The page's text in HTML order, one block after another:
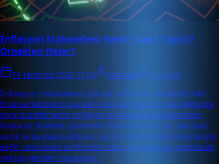
Enflasyon Muhasebesi Nedir? Nasıl Yapılır?
Örnekleri Neler?
14 Temmuz 2026 11:58 Enabase
0 yorum
Enflasyon muhasebesi, yüksek enflasyon dönemlerinde
finansal tabloların paranın satın alma gücündeki değişime
göre düzeltilmesini sağlayan muhasebe uygulamasıdır.
Başka bir ifadeyle, işletmenin bilançosunda yer alan bazı
varlık ve kaynak kalemleri, geçmiş tarihlerdeki değerleriyle
değil, raporlama tarihindeki satın alma gücünü yansıtacak
şekilde yeniden hesaplanır.